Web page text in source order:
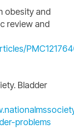
obesity and
review and
Bladder
problems